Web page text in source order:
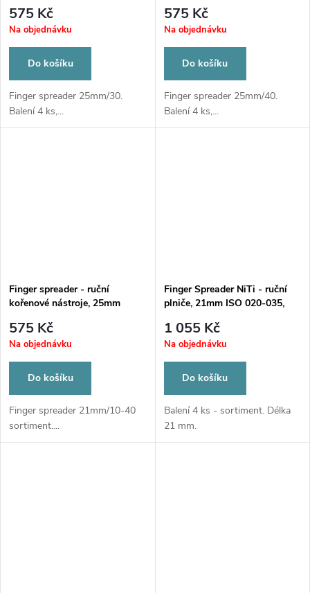
575 Kč
Na objednávku
Do košíku
Finger spreader 25mm/30.
Balení 4 ks,...
575 Kč
Na objednávku
Do košíku
Finger spreader 25mm/40.
Balení 4 ks,...
Finger spreader - ruční
kořenové nástroje, 25mm
575 Kč
Na objednávku
Do košíku
Finger spreader 21mm/10-40
sortiment....
Finger Spreader NiTi - ruční
plniče, 21mm ISO 020-035,
1 055 Kč
Na objednávku
Do košíku
Balení 4 ks - sortiment. Délka
21 mm.